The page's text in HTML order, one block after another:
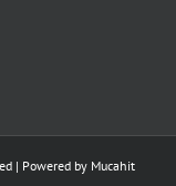
| Powered by Mucahit